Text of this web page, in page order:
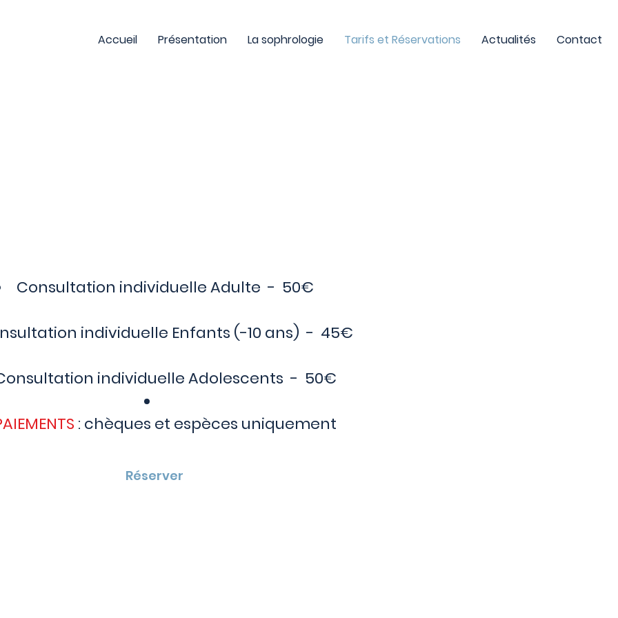
Accueil Présentation La sophrologie Tarifs et Réservations Actualités Contact
Consultation individuelle Adulte - 50€
individuelle Enfants (-10 ans) - 45€
individuelle Adolescents - 50€
: chèques et espèces uniquement
Réserver